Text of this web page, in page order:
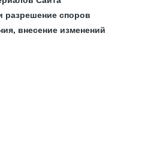
разрешение споров
внесение изменений